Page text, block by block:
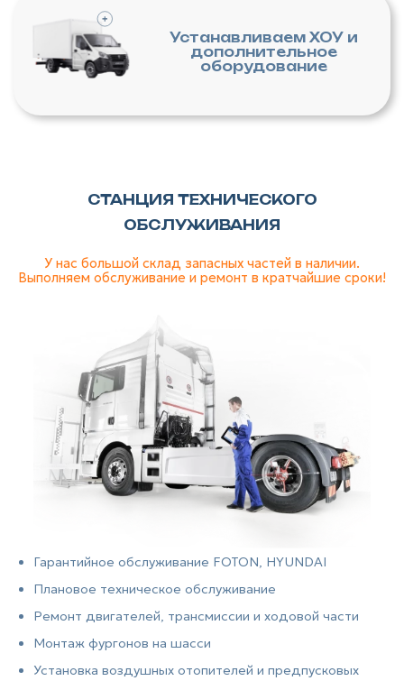
Устанавливаем ХОУ и
дополнительное
оборудование
СТАНЦИЯ ТЕХНИЧЕСКОГО
ОБСЛУЖИВАНИЯ
У нас большой склад запасных частей в наличии.
Выполняем обслуживание и ремонт в кратчайшие сроки!
Гарантийное обслуживание FOTON, HYUNDAI
Плановое техническое обслуживание
Ремонт двигателей, трансмиссии и ходовой части
Монтаж фургонов на шасси
Установка воздушных отопителей и предпусковых